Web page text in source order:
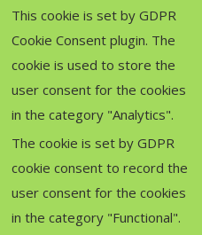
This cookie is set by GDPR
Cookie Consent plugin. The
cookie is used to store the
user consent for the cookies
in the category "Analytics".
The cookie is set by GDPR
cookie consent to record the
user consent for the cookies
in the category "Functional".